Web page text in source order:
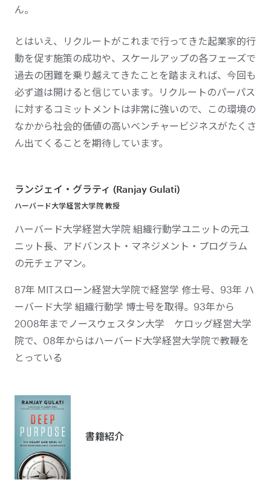
ん。
とはいえ、リクルートがこれまで行ってきた起業家的行
動を促す施策の成功や、スケールアップの各フェーズで
過去の困難を乗り越えてきたことを踏まえれば、今回も
必ず道は開けると信じています。リクルートのパーパス
に対するコミットメントは非常に強いので、この環境の
なかから社会的価値の高いベンチャービジネスがたくさ
ん出てくることを期待しています。
ランジェイ・グラティ (Ranjay Gulati)
ハーバード大学経営大学院 教授
ハーバード大学経営大学院 組織行動学ユニットの元ユ
ニット長、アドバンスト・マネジメント・プログラム
の元チェアマン。
87年 MITスローン経営大学院で経営学 修士号、93年 ハ
ーバード大学 組織行動学 博士号を取得。93年から
2008年までノースウェスタン大学 ケロッグ経営大学
院で、08年からはハーバード大学経営大学院で教鞭を
とっている
書籍紹介